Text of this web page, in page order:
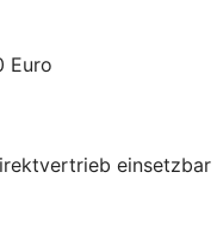
Euro
einsetzbar